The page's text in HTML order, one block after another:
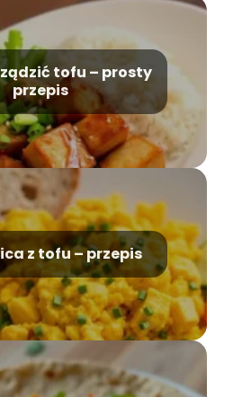
tofu – prosty
przepis
z tofu – przepis